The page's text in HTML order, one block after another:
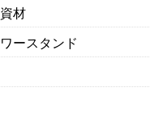
ト
ン油
・マルチ
遮
材
ースタンド
ド